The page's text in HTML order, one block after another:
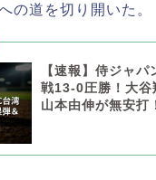
の道を切り開いた。
【速報】侍ジャ
戦13-0圧勝！大谷
山本由伸が無安打